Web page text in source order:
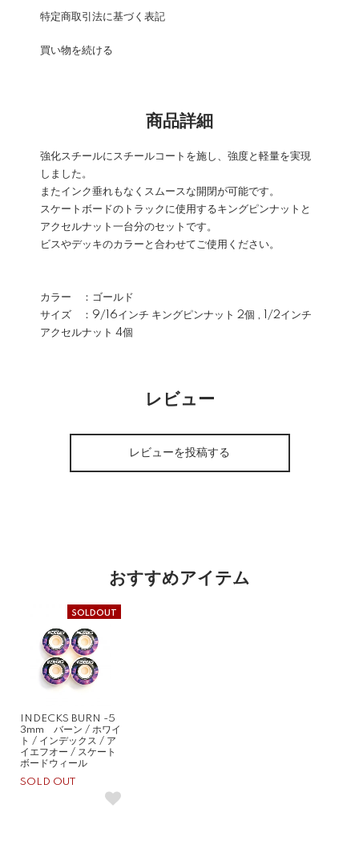
特定商取引法に基づく表記
買い物を続ける
商品詳細
強化スチールにスチールコートを施し、強度と軽量を実現
しました。
またインク垂れもなくスムースな開閉が可能です。
スケートボードのトラックに使用するキングピンナットと
アクセルナット一台分のセットです。
ビスやデッキのカラーと合わせてご使用ください。
カラー ：ゴールド
サイズ ：9/16インチ キングピンナット 2個 , 1/2インチ
アクセルナット 4個
レビュー
レビューを投稿する
おすすめアイテム
SOLDOUT
INDECKS BURN -5
3mm バーン / ホワイ
ト / インデックス / ア
イエフオー / スケート
ボードウィール
SOLD OUT